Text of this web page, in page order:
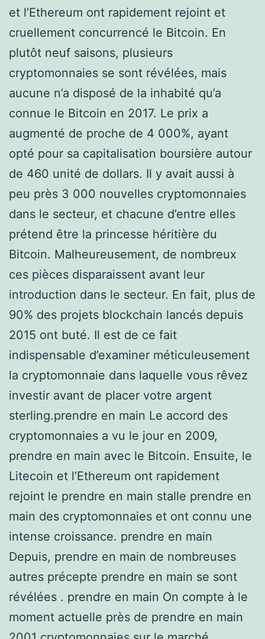
et l’Ethereum ont rapidement rejoint et
cruellement concurrencé le Bitcoin. En
plutôt neuf saisons, plusieurs
cryptomonnaies se sont révélées, mais
aucune n’a disposé de la inhabité qu’a
connue le Bitcoin en 2017. Le prix a
augmenté de proche de 4 000%, ayant
opté pour sa capitalisation boursière autour
de 460 unité de dollars. Il y avait aussi à
peu près 3 000 nouvelles cryptomonnaies
dans le secteur, et chacune d’entre elles
prétend être la princesse héritière du
Bitcoin. Malheureusement, de nombreux
ces pièces disparaissent avant leur
introduction dans le secteur. En fait, plus de
90% des projets blockchain lancés depuis
2015 ont buté. Il est de ce fait
indispensable d’examiner méticuleusement
la cryptomonnaie dans laquelle vous rêvez
investir avant de placer votre argent
sterling.prendre en main Le accord des
cryptomonnaies a vu le jour en 2009,
prendre en main avec le Bitcoin. Ensuite, le
Litecoin et l’Ethereum ont rapidement
rejoint le prendre en main stalle prendre en
main des cryptomonnaies et ont connu une
intense croissance. prendre en main
Depuis, prendre en main de nombreuses
autres précepte prendre en main se sont
révélées . prendre en main On compte à le
moment actuelle près de prendre en main